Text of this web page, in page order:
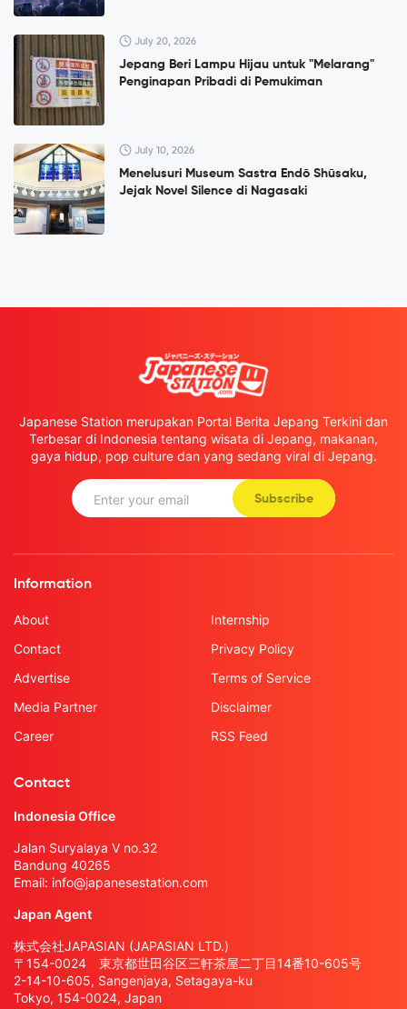
July 20, 2026
Jepang Beri Lampu Hijau untuk "Melarang"
Penginapan Pribadi di Pemukiman
July 10, 2026
Menelusuri Museum Sastra Endō Shūsaku,
Jejak Novel Silence di Nagasaki
Japanese Station merupakan Portal Berita Jepang Terkini dan
Terbesar di Indonesia tentang wisata di Jepang, makanan,
gaya hidup, pop culture dan yang sedang viral di Jepang.
Subscribe
Information
About
Contact
Advertise
Media Partner
Career
Internship
Privacy Policy
Terms of Service
Disclaimer
RSS Feed
Contact
Indonesia Office
Jalan Suryalaya V no.32
Bandung 40265
Email: info@japanesestation.com
Japan Agent
株式会社JAPASIAN (JAPASIAN LTD.)
〒154-0024 東京都世田谷区三軒茶屋二丁目14番10-605号
2-14-10-605, Sangenjaya, Setagaya-ku
Tokyo, 154-0024, Japan